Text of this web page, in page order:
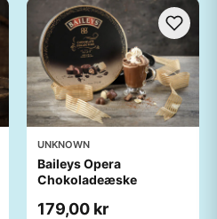
UNKNOWN
Baileys Opera
Chokoladeæske
179,00 kr